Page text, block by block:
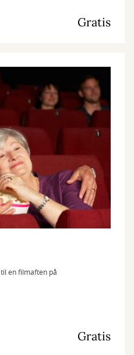
Gratis
en filmaften på
Gratis